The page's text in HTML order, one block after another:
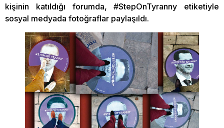
kişinin katıldığı forumda, #StepOnTyranny etiketiyle
sosyal medyada fotoğraflar paylaşıldı.